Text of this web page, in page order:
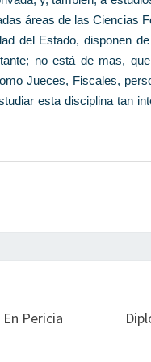
áreas de las Ciencias
del Estado, disponen
no está de mas,
Jueces, Fiscales,
esta disciplina tan
Pericia